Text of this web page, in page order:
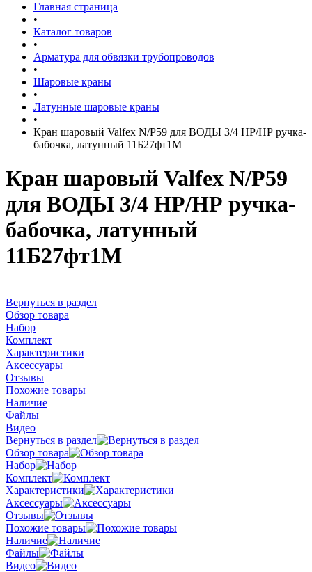
Главная страница
•
Каталог товаров
•
Арматура для обвязки трубопроводов
•
Шаровые краны
•
Латунные шаровые краны
•
Кран шаровый Valfex N/P59 для ВОДЫ 3/4 НР/НР ручка-
бабочка, латунный 11Б27фт1М
Кран шаровый Valfex N/P59
для ВОДЫ 3/4 НР/НР ручка-
бабочка, латунный
11Б27фт1М
Вернуться в раздел
Обзор товара
Набор
Комплект
Характеристики
Аксессуары
Отзывы
Похожие товары
Наличие
Файлы
Видео
Вернуться в раздел
Обзор товара
Набор
Комплект
Характеристики
Аксессуары
Отзывы
Похожие товары
Наличие
Файлы
Видео